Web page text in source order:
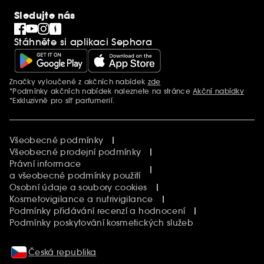
Blog Sephora
Singles´ Day
Black Friday
Cyber Monday
Vánoce
Sledujte nás
Stáhněte si aplikaci Sephora
Další informace
Značky vyloučené z akčních nabídek zde
*Podmínky akčních nabídek naleznete na stránceAkční nabídky
*Exkluzivně pro síť parfumerií.
Všeobecné podmínky
Všeobecné prodejní podmínky
Právní informace
a všeobecné podmínky použití
Osobní údaje a soubory cookies
Kosmetovigilance a nutrivigilance
Podmínky přidávání recenzí a hodnocení
Podmínky poskytování kosmetických služeb
Česká republika